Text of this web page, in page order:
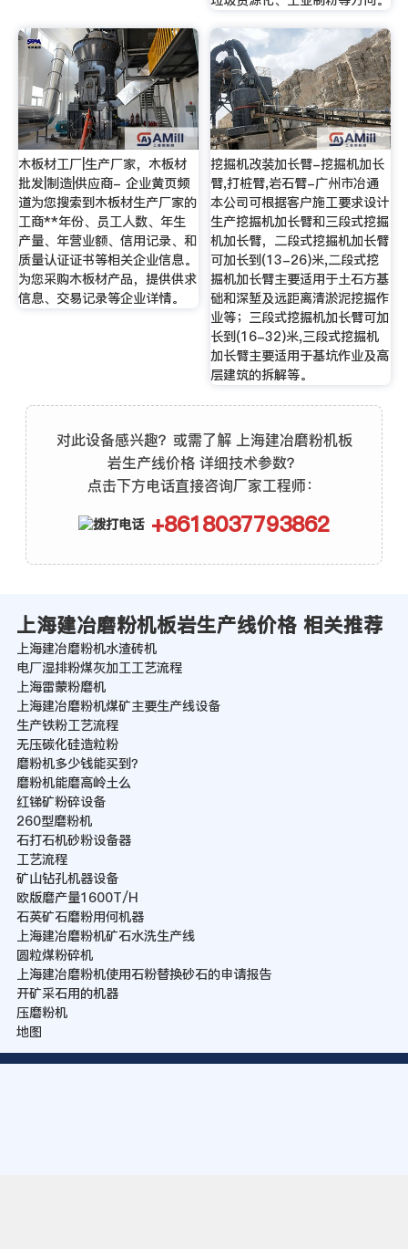
木板材工厂|生产厂家，木板材
批发|制造|供应商- 企业黄页频
道为您搜索到木板材生产厂家的
工商**年份、员工人数、年生
产量、年营业额、信用记录、和
质量认证证书等相关企业信息。
为您采购木板材产品，提供供求
信息、交易记录等企业详情。
挖掘机改装加长臂-挖掘机加长
臂,打桩臂,岩石臂-广州市冶通
本公司可根据客户施工要求设计
生产挖掘机加长臂和三段式挖掘
机加长臂，二段式挖掘机加长臂
可加长到(13-26)米,二段式挖
掘机加长臂主要适用于土石方基
础和深堑及远距离清淤泥挖掘作
业等；三段式挖掘机加长臂可加
长到(16-32)米,三段式挖掘机
加长臂主要适用于基坑作业及高
层建筑的拆解等。
对此设备感兴趣？或需了解 上海建冶磨粉机板
岩生产线价格 详细技术参数？
点击下方电话直接咨询厂家工程师：
+8618037793862
上海建冶磨粉机板岩生产线价格 相关推荐
上海建冶磨粉机水渣砖机
电厂湿排粉煤灰加工工艺流程
上海雷蒙粉磨机
上海建冶磨粉机煤矿主要生产线设备
生产铁粉工艺流程
无压碳化硅造粒粉
磨粉机多少钱能买到？
磨粉机能磨高岭土么
红锑矿粉碎设备
260型磨粉机
石打石机砂粉设备器
工艺流程
矿山钻孔机器设备
欧版磨产量1600T/H
石英矿石磨粉用何机器
上海建冶磨粉机矿石水洗生产线
圆粒煤粉碎机
上海建冶磨粉机使用石粉替换砂石的申请报告
开矿采石用的机器
压磨粉机
地图